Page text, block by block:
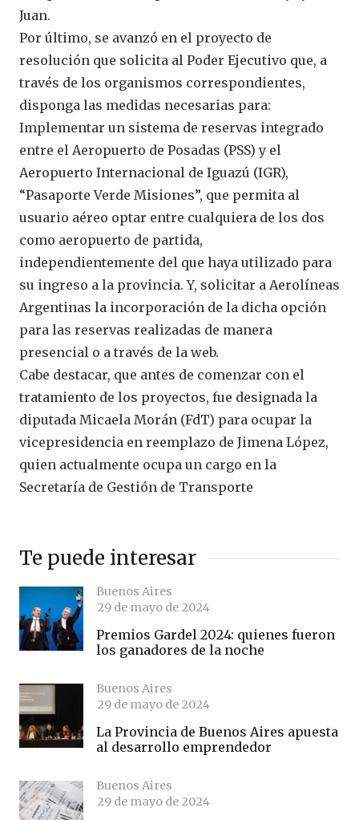
Juan.
Por último, se avanzó en el proyecto de
resolución que solicita al Poder Ejecutivo que, a
través de los organismos correspondientes,
disponga las medidas necesarias para:
Implementar un sistema de reservas integrado
entre el Aeropuerto de Posadas (PSS) y el
Aeropuerto Internacional de Iguazú (IGR),
“Pasaporte Verde Misiones”, que permita al
usuario aéreo optar entre cualquiera de los dos
como aeropuerto de partida,
independientemente del que haya utilizado para
su ingreso a la provincia. Y, solicitar a Aerolíneas
Argentinas la incorporación de la dicha opción
para las reservas realizadas de manera
presencial o a través de la web.
Cabe destacar, que antes de comenzar con el
tratamiento de los proyectos, fue designada la
diputada Micaela Morán (FdT) para ocupar la
vicepresidencia en reemplazo de Jimena López,
quien actualmente ocupa un cargo en la
Secretaría de Gestión de Transporte
Te puede interesar
Buenos Aires
29 de mayo de 2024
Premios Gardel 2024: quienes fueron
los ganadores de la noche
Buenos Aires
29 de mayo de 2024
La Provincia de Buenos Aires apuesta
al desarrollo emprendedor
Buenos Aires
29 de mayo de 2024